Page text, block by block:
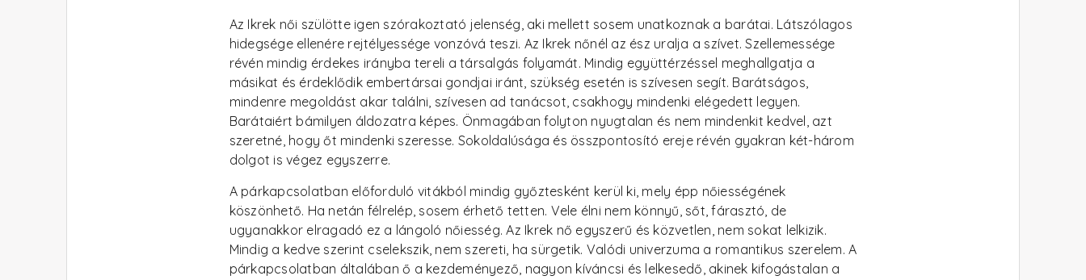
Az Ikrek női szülötte igen szórakoztató jelenség, aki mellett sosem unatkoznak a barátai. Látszólagos
hidegsége ellenére rejtélyessége vonzóvá teszi. Az Ikrek nőnél az ész uralja a szívet. Szellemessége
révén mindig érdekes irányba tereli a társalgás folyamát. Mindig együttérzéssel meghallgatja a
másikat és érdeklődik embertársai gondjai iránt, szükség esetén is szívesen segít. Barátságos,
mindenre megoldást akar találni, szívesen ad tanácsot, csakhogy mindenki elégedett legyen.
Barátaiért bámilyen áldozatra képes. Önmagában folyton nyugtalan és nem mindenkit kedvel, azt
szeretné, hogy őt mindenki szeresse. Sokoldalúsága és összpontosító ereje révén gyakran két-három
dolgot is végez egyszerre.
A párkapcsolatban előforduló vitákból mindig győztesként kerül ki, mely épp nőiességének
köszönhető. Ha netán félrelép, sosem érhető tetten. Vele élni nem könnyű, sőt, fárasztó, de
ugyanakkor elragadó ez a lángoló nőiesség. Az Ikrek nő egyszerű és közvetlen, nem sokat lelkizik.
Mindig a kedve szerint cselekszik, nem szereti, ha sürgetik. Valódi univerzuma a romantikus szerelem. A
párkapcsolatban általában ő a kezdeményező, nagyon kíváncsi és lelkesedő, akinek kifogástalan a